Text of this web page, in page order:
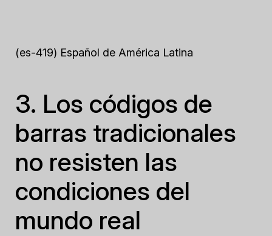
(es-419) Español de América Latina
3. Los códigos de
barras tradicionales
no resisten las
condiciones del
mundo real